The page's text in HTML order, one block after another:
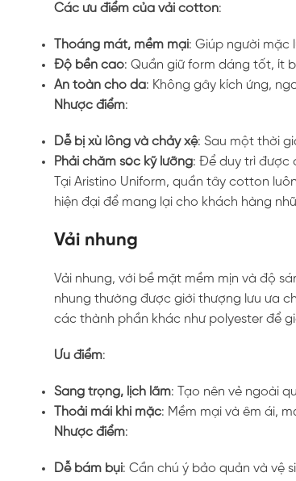
Các ưu điểm của vải cotton:
Thoáng mát, mềm mại: Giúp người mặc
Độ bền cao: Quần giữ form dáng tốt, ít
An toàn cho da: Không gây kích ứng,
Nhược điểm:
Dễ bị xù lông và chảy xệ: Sau một thời
Phải chăm sóc kỹ lưỡng: Để duy trì được
Tại Aristino Uniform, quần tây cotton
hiện đại để mang lại cho khách hàng
Vải nhung
Vải nhung, với bề mặt mềm mịn và độ
nhung thường được giới thượng lưu ưa
các thành phần khác như polyester để
Ưu điểm:
Sang trọng, lịch lãm: Tạo nên vẻ ngoài
Thoải mái khi mặc: Mềm mại và êm ái,
Nhược điểm:
Dễ bám bụi: Cần chú ý bảo quản và vệ